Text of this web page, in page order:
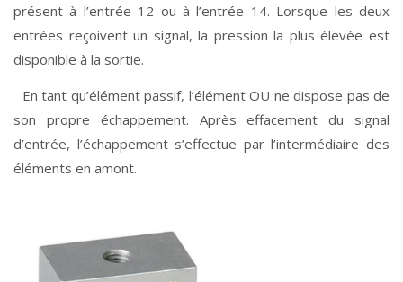
présent à l’entrée 12 ou à l’entrée 14. Lorsque les deux
entrées reçoivent un signal, la pression la plus élevée est
disponible à la sortie.
En tant qu’élément passif, l’élément OU ne dispose pas de
son propre échappement. Après effacement du signal
d’entrée, l’échappement s’effectue par l’intermédiaire des
éléments en amont.